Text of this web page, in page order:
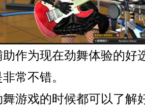
作为现在劲舞体验的好
常不错。
游戏的时候都可以了解